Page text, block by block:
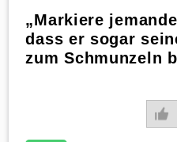
„Markiere
dass er sogar
zum Schmunzeln